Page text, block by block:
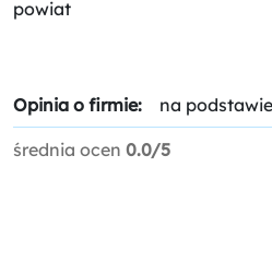
powiat
Opinia o firmie: na
średnia ocen 0.0/5